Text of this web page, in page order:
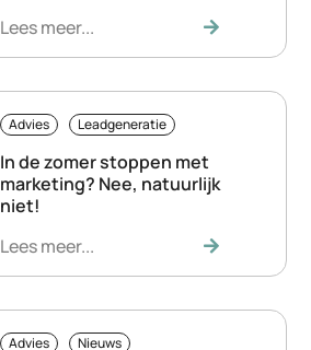
Lees meer...
Advies Leadgeneratie
In de zomer stoppen met
marketing? Nee, natuurlijk
niet!
Lees meer...
Advies
Nieuws